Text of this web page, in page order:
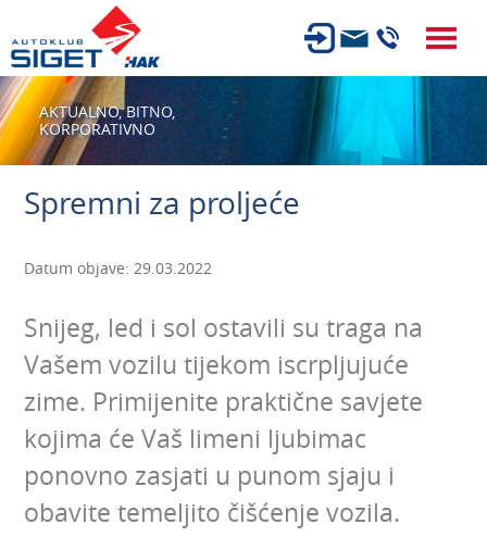
ČLANSTVO
TEHNIČKI PREGLED
AUTOSERVIS
O NAMA
KARIJERA
AUTOŠKOLA
AKTUALNO,BITNO,
KORPORATIVNO
Spremni za proljeće
Datum objave: 29.03.2022
Snijeg, led i sol ostavili su traga na
Vašem vozilu tijekom iscrpljujuće
zime. Primijenite praktične savjete
kojima će Vaš limeni ljubimac
ponovno zasjati u punom sjaju i
obavite temeljito čišćenje vozila.